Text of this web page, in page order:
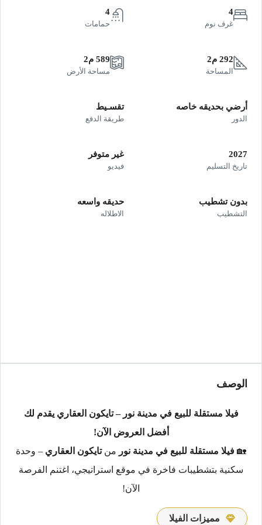
4
غرف نوم
4
حمامات
292 م2
المساحة
589 م2
مساحة الأرض
أرضي بحديقه خاصه
الدور
تقسـيط
طريقة الدفع
2027
تاريخ التسليم
غير متوفر
فيديو
بدون تشطيب
التشطيب
حديقه واسعه
الاطلاله
الوصف
فيلا مستقلة للبيع في مدينة نور – تايكون العقاري يقدم لك
أفضل العروض الآن!
🏡 فيلا مستقلة للبيع في مدينة نور منتايكون العقاري – وحدة
سكنية بتشطيبات فاخرة في موقع استراتيجي، اغتنم الفرصة
الآن!
مميزات الفيلا